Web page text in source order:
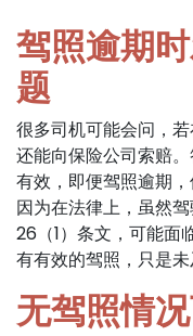
驾照逾期
题
很多司机可能会问，
还能向保险公司索赔
有效，即便驾照逾期
因为在法律上，虽然
26（1）条文，可能面
有有效的驾照，只是未
无驾照情